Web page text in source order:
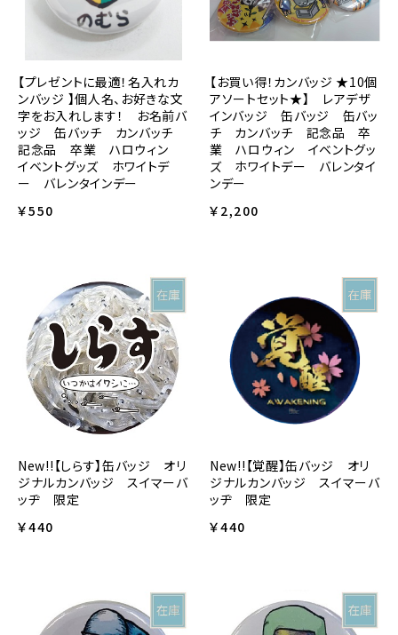
【プレゼントに最適！名入れカ
ンバッジ 】個人名、お好きな文
字をお入れします！ お名前バ
ッジ 缶バッチ カンバッチ
記念品 卒業 ハロウィン
イベントグッズ ホワイトデ
ー バレンタインデー
￥550
【お買い得！カンバッジ ★10個
アソートセット★】 レアデザ
インバッジ 缶バッジ 缶バッ
チ カンバッチ 記念品 卒
業 ハロウィン イベントグッ
ズ ホワイトデー バレンタイ
ンデー
￥2,200
New!!【しらす】缶バッジ オリ
ジナルカンバッジ スイマーバ
ッヂ 限定
￥440
New!!【覚醒】缶バッジ オリ
ジナルカンバッジ スイマーバ
ッヂ 限定
￥440